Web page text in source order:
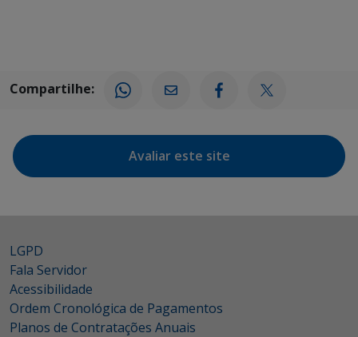
Compartilhe:
Avaliar este site
LGPD
Fala Servidor
Acessibilidade
Ordem Cronológica de Pagamentos
Planos de Contratações Anuais